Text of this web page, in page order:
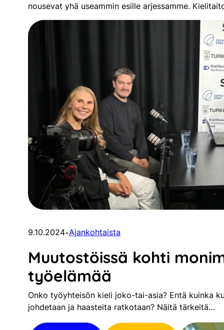
nousevat yhä useammin esille arjessamme.
9.10.2024•Ajankohtaista
Muutostöissä kohti
työelämää
Onko työyhteisön kieli joko-tai-asia? Entä kuinka
johdetaan ja haasteita ratkotaan? Näitä tärkeitä…